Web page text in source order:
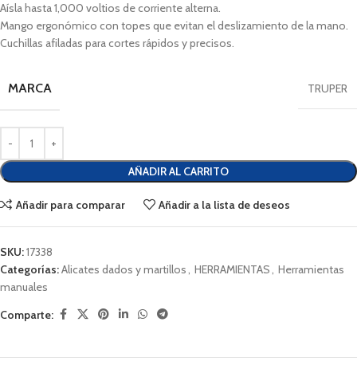
Aísla hasta 1,000 voltios de corriente alterna.
Mango ergonómico con topes que evitan el deslizamiento de la mano.
Cuchillas afiladas para cortes rápidos y precisos.
MARCA TRUPER
AÑADIR AL CARRITO
Añadir para comparar Añadir a la lista de deseos
SKU:17338
Categorías:Alicates dados y martillos, HERRAMIENTAS, Herramientas
manuales
Comparte: